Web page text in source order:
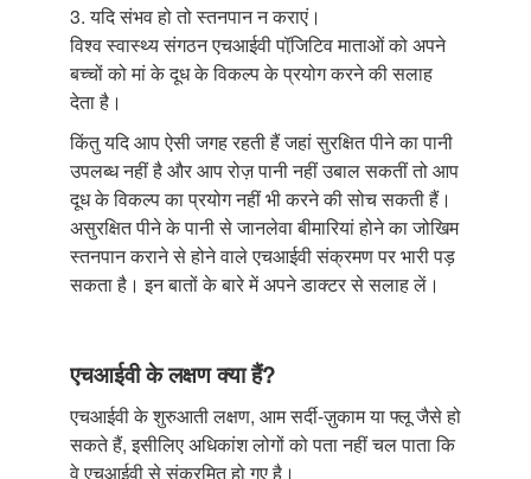
3. यदि संभव हो तो स्तनपान न कराएं।
विश्व स्वास्थ्य संगठन एचआईवी पॉजि़टिव माताओं को अपने
बच्चों को मां के दूध के विकल्प के प्रयोग करने की सलाह
देता है।
किंतु यदि आप ऐसी जगह रहती हैं जहां सुरक्षित पीने का पानी
उपलब्ध नहीं है और आप रोज़ पानी नहीं उबाल सकतीं तो आप
दूध के विकल्प का प्रयोग नहीं भी करने की सोच सकती हैं।
असुरक्षित पीने के पानी से जानलेवा बीमारियां होने का जोखिम
स्तनपान कराने से होने वाले एचआईवी संक्रमण पर भारी पड़
सकता है। इन बातों के बारे में अपने डाक्टर से सलाह लें।
एचआईवी के लक्षण क्या हैं?
एचआईवी के शुरुआती लक्षण, आम सर्दी-ज़ुकाम या फ्लू जैसे हो
सकते हैं, इसीलिए अधिकांश लोगों को पता नहीं चल पाता कि
वे एचआईवी से संक्रमित हो गए है।